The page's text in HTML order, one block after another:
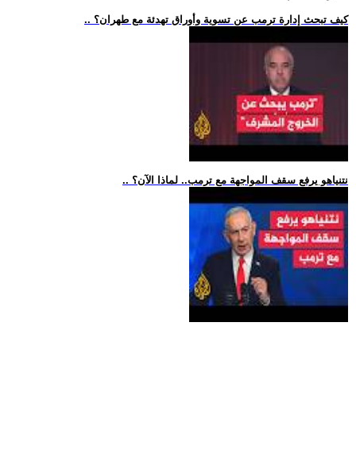
.. كيف تبحث إدارة ترمب عن تسوية وأوراق تهدئة مع طهران؟
.. نتنياهو يرفع سقف المواجهة مع ترمب.. لماذا الآن؟